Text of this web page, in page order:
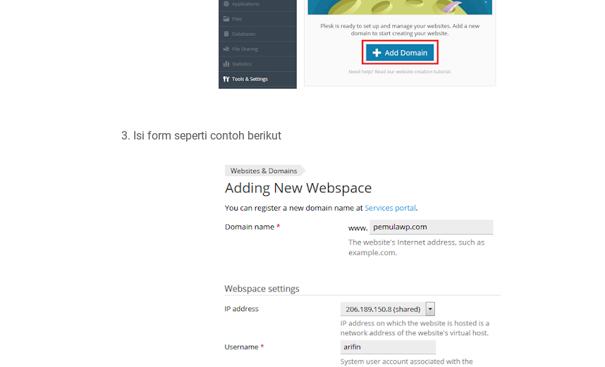
3. Isi form seperti contoh berikut